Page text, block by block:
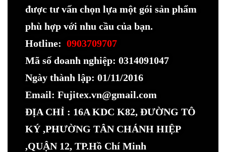
được tư vấn chọn lựa một gói sản phẩm
phù hợp với nhu cầu của bạn.
Hotline: 0903709707
Mã số doanh nghiệp: 0314091047
Ngày thành lập: 01/11/2016
Email: Fujitex.vn@gmail.com
ĐỊA CHỈ : 16A KDC K82, ĐƯỜNG TÔ
KÝ ,PHƯỜNG TÂN CHÁNH HIỆP
,QUẬN 12, TP.Hồ Chí Minh